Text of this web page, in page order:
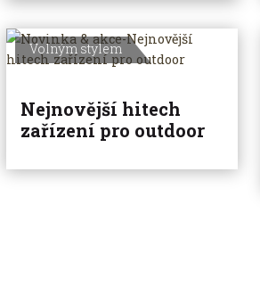
Volným stylem
Nejnovější hitech
zařízení pro outdoor